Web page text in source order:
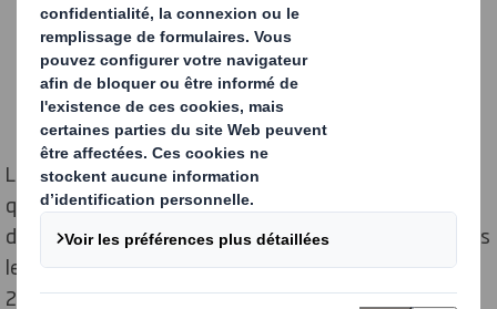
Le plastique a signé une véritable révolution dans le
quotidien des consommateurs. Depuis sa
démocratisation au 20esiècle, il s’est imposé dans tous
les domaines de la vie quotidienne. Pas moins de
250 millions de tonnes sont désormais jetées chaque